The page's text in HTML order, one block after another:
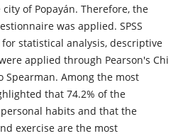
of Popayán. Therefore, the
was applied. SPSS
statistical analysis, descriptive
applied through Pearson's Chi
Spearman. Among the most
that 74.2% of the
habits and that the
exercise are the most